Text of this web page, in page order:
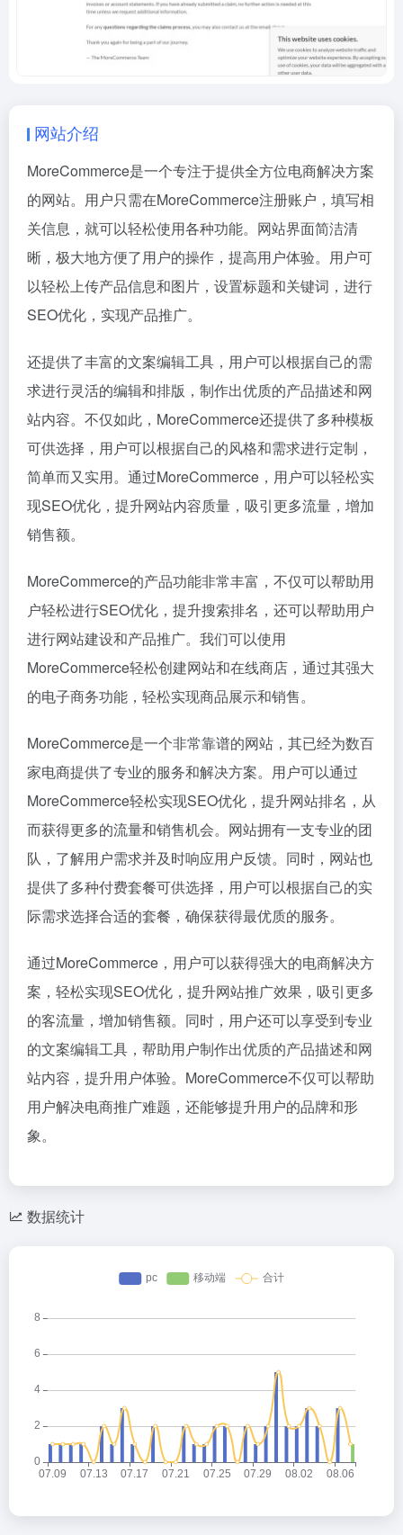
网站介绍
MoreCommerce是一个专注于提供全方位电商解决方案
的网站。用户只需在MoreCommerce注册账户，填写相
关信息，就可以轻松使用各种功能。网站界面简洁清
晰，极大地方便了用户的操作，提高用户体验。用户可
以轻松上传产品信息和图片，设置标题和关键词，进行
SEO优化，实现产品推广。
还提供了丰富的文案编辑工具，用户可以根据自己的需
求进行灵活的编辑和排版，制作出优质的产品描述和网
站内容。不仅如此，MoreCommerce还提供了多种模板
可供选择，用户可以根据自己的风格和需求进行定制，
简单而又实用。通过MoreCommerce，用户可以轻松实
现SEO优化，提升网站内容质量，吸引更多流量，增加
销售额。
MoreCommerce的产品功能非常丰富，不仅可以帮助用
户轻松进行SEO优化，提升搜索排名，还可以帮助用户
进行网站建设和产品推广。我们可以使用
MoreCommerce轻松创建网站和在线商店，通过其强大
的电子商务功能，轻松实现商品展示和销售。
MoreCommerce是一个非常靠谱的网站，其已经为数百
家电商提供了专业的服务和解决方案。用户可以通过
MoreCommerce轻松实现SEO优化，提升网站排名，从
而获得更多的流量和销售机会。网站拥有一支专业的团
队，了解用户需求并及时响应用户反馈。同时，网站也
提供了多种付费套餐可供选择，用户可以根据自己的实
际需求选择合适的套餐，确保获得最优质的服务。
通过MoreCommerce，用户可以获得强大的电商解决方
案，轻松实现SEO优化，提升网站推广效果，吸引更多
的客流量，增加销售额。同时，用户还可以享受到专业
的文案编辑工具，帮助用户制作出优质的产品描述和网
站内容，提升用户体验。MoreCommerce不仅可以帮助
用户解决电商推广难题，还能够提升用户的品牌和形
象。
数据统计